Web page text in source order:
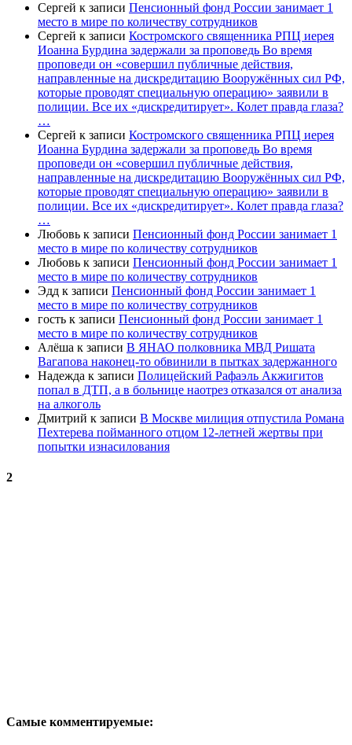
Сергей к записи Пенсионный фонд России занимает 1
место в мире по количеству сотрудников
Сергей к записи Костромского священника РПЦ иерея
Иоанна Бурдина задержали за проповедь Во время
проповеди он «совершил публичные действия,
направленные на дискредитацию Вооружённых сил РФ,
которые проводят специальную операцию» заявили в
полиции. Все их «дискредитирует». Колет правда глаза?
…
Сергей к записи Костромского священника РПЦ иерея
Иоанна Бурдина задержали за проповедь Во время
проповеди он «совершил публичные действия,
направленные на дискредитацию Вооружённых сил РФ,
которые проводят специальную операцию» заявили в
полиции. Все их «дискредитирует». Колет правда глаза?
…
Любовь к записи Пенсионный фонд России занимает 1
место в мире по количеству сотрудников
Любовь к записи Пенсионный фонд России занимает 1
место в мире по количеству сотрудников
Эдд к записи Пенсионный фонд России занимает 1
место в мире по количеству сотрудников
гость к записи Пенсионный фонд России занимает 1
место в мире по количеству сотрудников
Алёша к записи В ЯНАО полковника МВД Ришата
Вагапова наконец-то обвинили в пытках задержанного
Надежда к записи Полицейский Рафаэль Акжигитов
попал в ДТП, а в больнице наотрез отказался от анализа
на алкоголь
Дмитрий к записи В Москве милиция отпустила Романа
Пехтерева пойманного отцом 12-летней жертвы при
попытки изнасилования
2
Самые комментируемые: